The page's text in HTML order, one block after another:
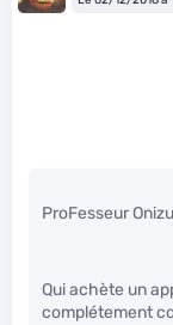
ProFesseur
Qui achète un
complétement